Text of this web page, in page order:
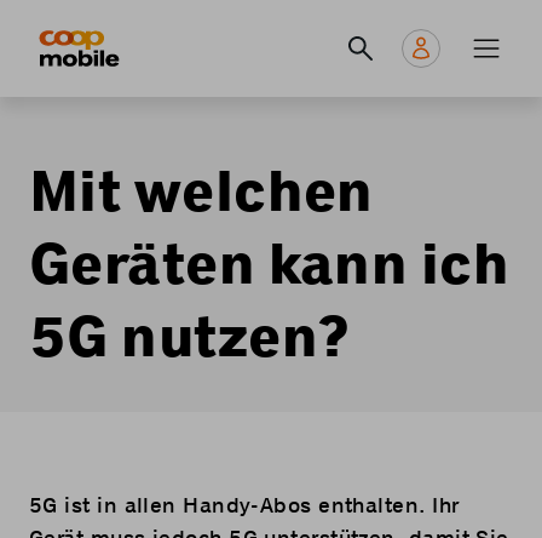
principale
Mit welchen
Geräten kann ich
5G nutzen?
5G ist in allen Handy-Abos enthalten. Ihr